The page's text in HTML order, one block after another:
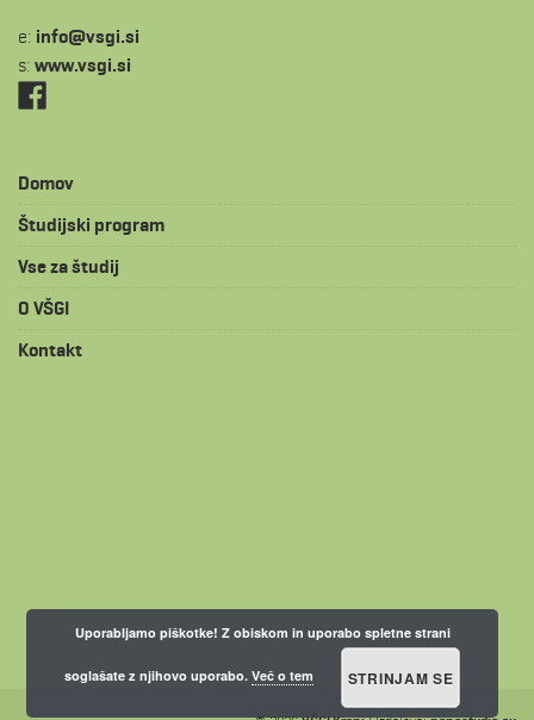
e: is.igsv@ofni
s: www.vsgi.si
Domov
Študijski program
Vse za študij
O VŠGI
Kontakt
Uporabljamo piškotke! Z obiskom in uporabo spletne strani
soglašate z njihovo uporabo.Več o tem STRINJAM SE